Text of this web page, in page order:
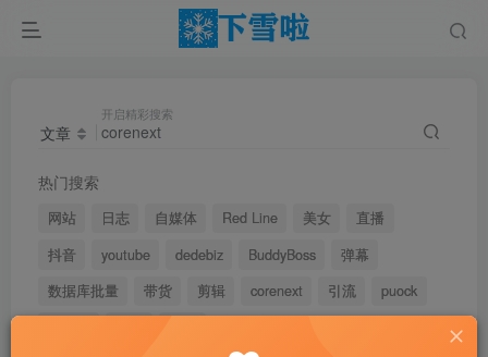
文章
开启精彩搜索
热门搜索
网站 日志 自媒体 Red Line 美女
直播
抖音
youtube dedebiz BuddyBoss
弹幕
数据库批量
带货 剪辑 corenext 引流
puock